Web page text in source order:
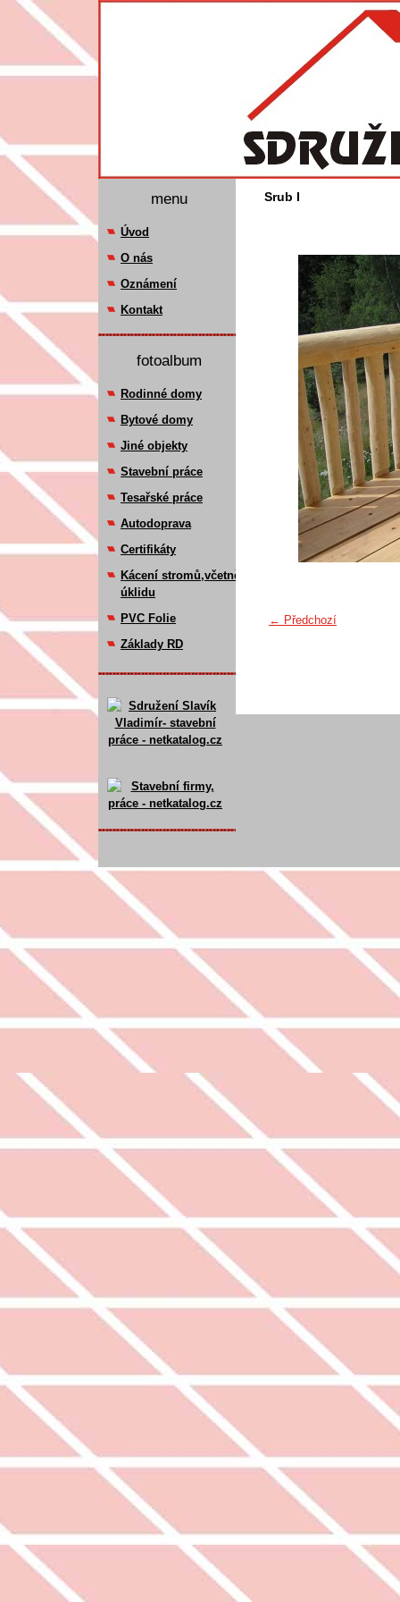
menu
Úvod
O nás
Oznámení
Kontakt
fotoalbum
Rodinné domy
Bytové domy
Jiné objekty
Stavební práce
Tesařské práce
Autodoprava
Certifikáty
Kácení stromů,včetně
úklidu
PVC Folie
Základy RD
Srub I
← Předchozí